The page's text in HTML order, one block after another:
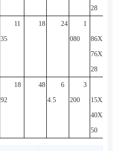
28
11
35
18 24 1
080 86X16
76X18
28
18
92
48 6
4.5
3
200 15X25
40X31
50